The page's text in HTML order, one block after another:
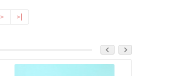
>
>|